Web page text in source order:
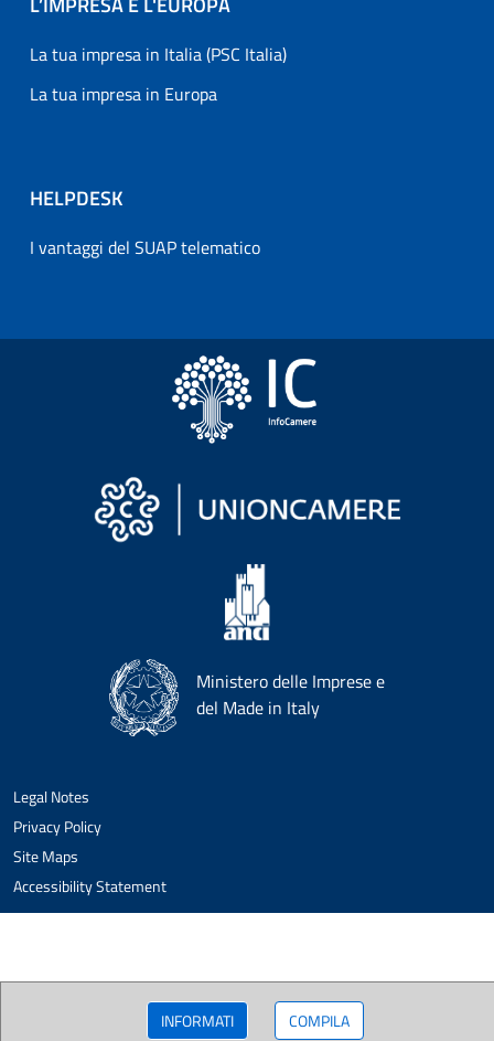
INFORMATI COMPILA
La tua impresa in Italia (PSC Italia)
La tua impresa in Europa
HELPDESK
I vantaggi del SUAP telematico
Ministero delle Imprese e
del Made in Italy
Legal Notes
Privacy Policy
Site Maps
Accessibility Statement